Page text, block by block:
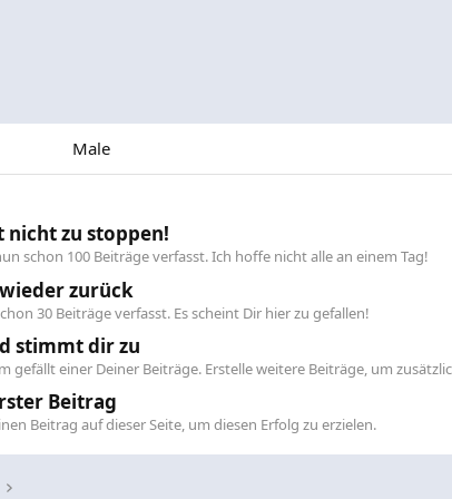
Male
nicht zu stoppen!
schon 100 Beiträge verfasst. Ich hoffe nicht alle an einem Tag!
zurück
30 Beiträge verfasst. Es scheint Dir hier zu gefallen!
stimmt dir zu
gefällt einer Deiner Beiträge. Erstelle weitere Beiträge, um
Beitrag
Beitrag auf dieser Seite, um diesen Erfolg zu erzielen.